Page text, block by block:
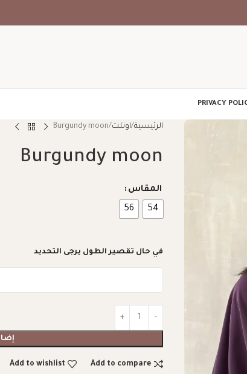
PRIVACY
الرئيسية اوتلت Burgundy moon
Burgundy moon
المقاس
54
56
في حال تقصير الطول يرجى التحديد
Add to compare
Add to wishlist